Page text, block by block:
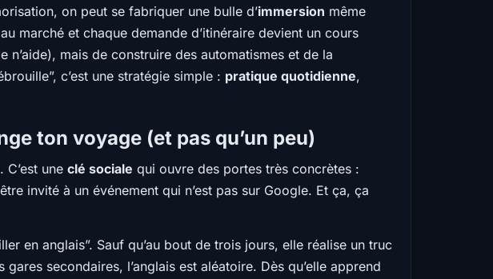
on peut se fabriquer une bulle d’immersion même
marché et chaque demande d’itinéraire devient un cours
n’aide), mais de construire des automatismes et de la
c’est une stratégie simple : pratique quotidienne,
ton voyage (et pas qu’un peu)
une clé sociale qui ouvre des portes très concrètes :
invité à un événement qui n’est pas sur Google. Et ça, ça
en anglais”. Sauf qu’au bout de trois jours, elle réalise un truc
secondaires, l’anglais est aléatoire. Dès qu’elle apprend